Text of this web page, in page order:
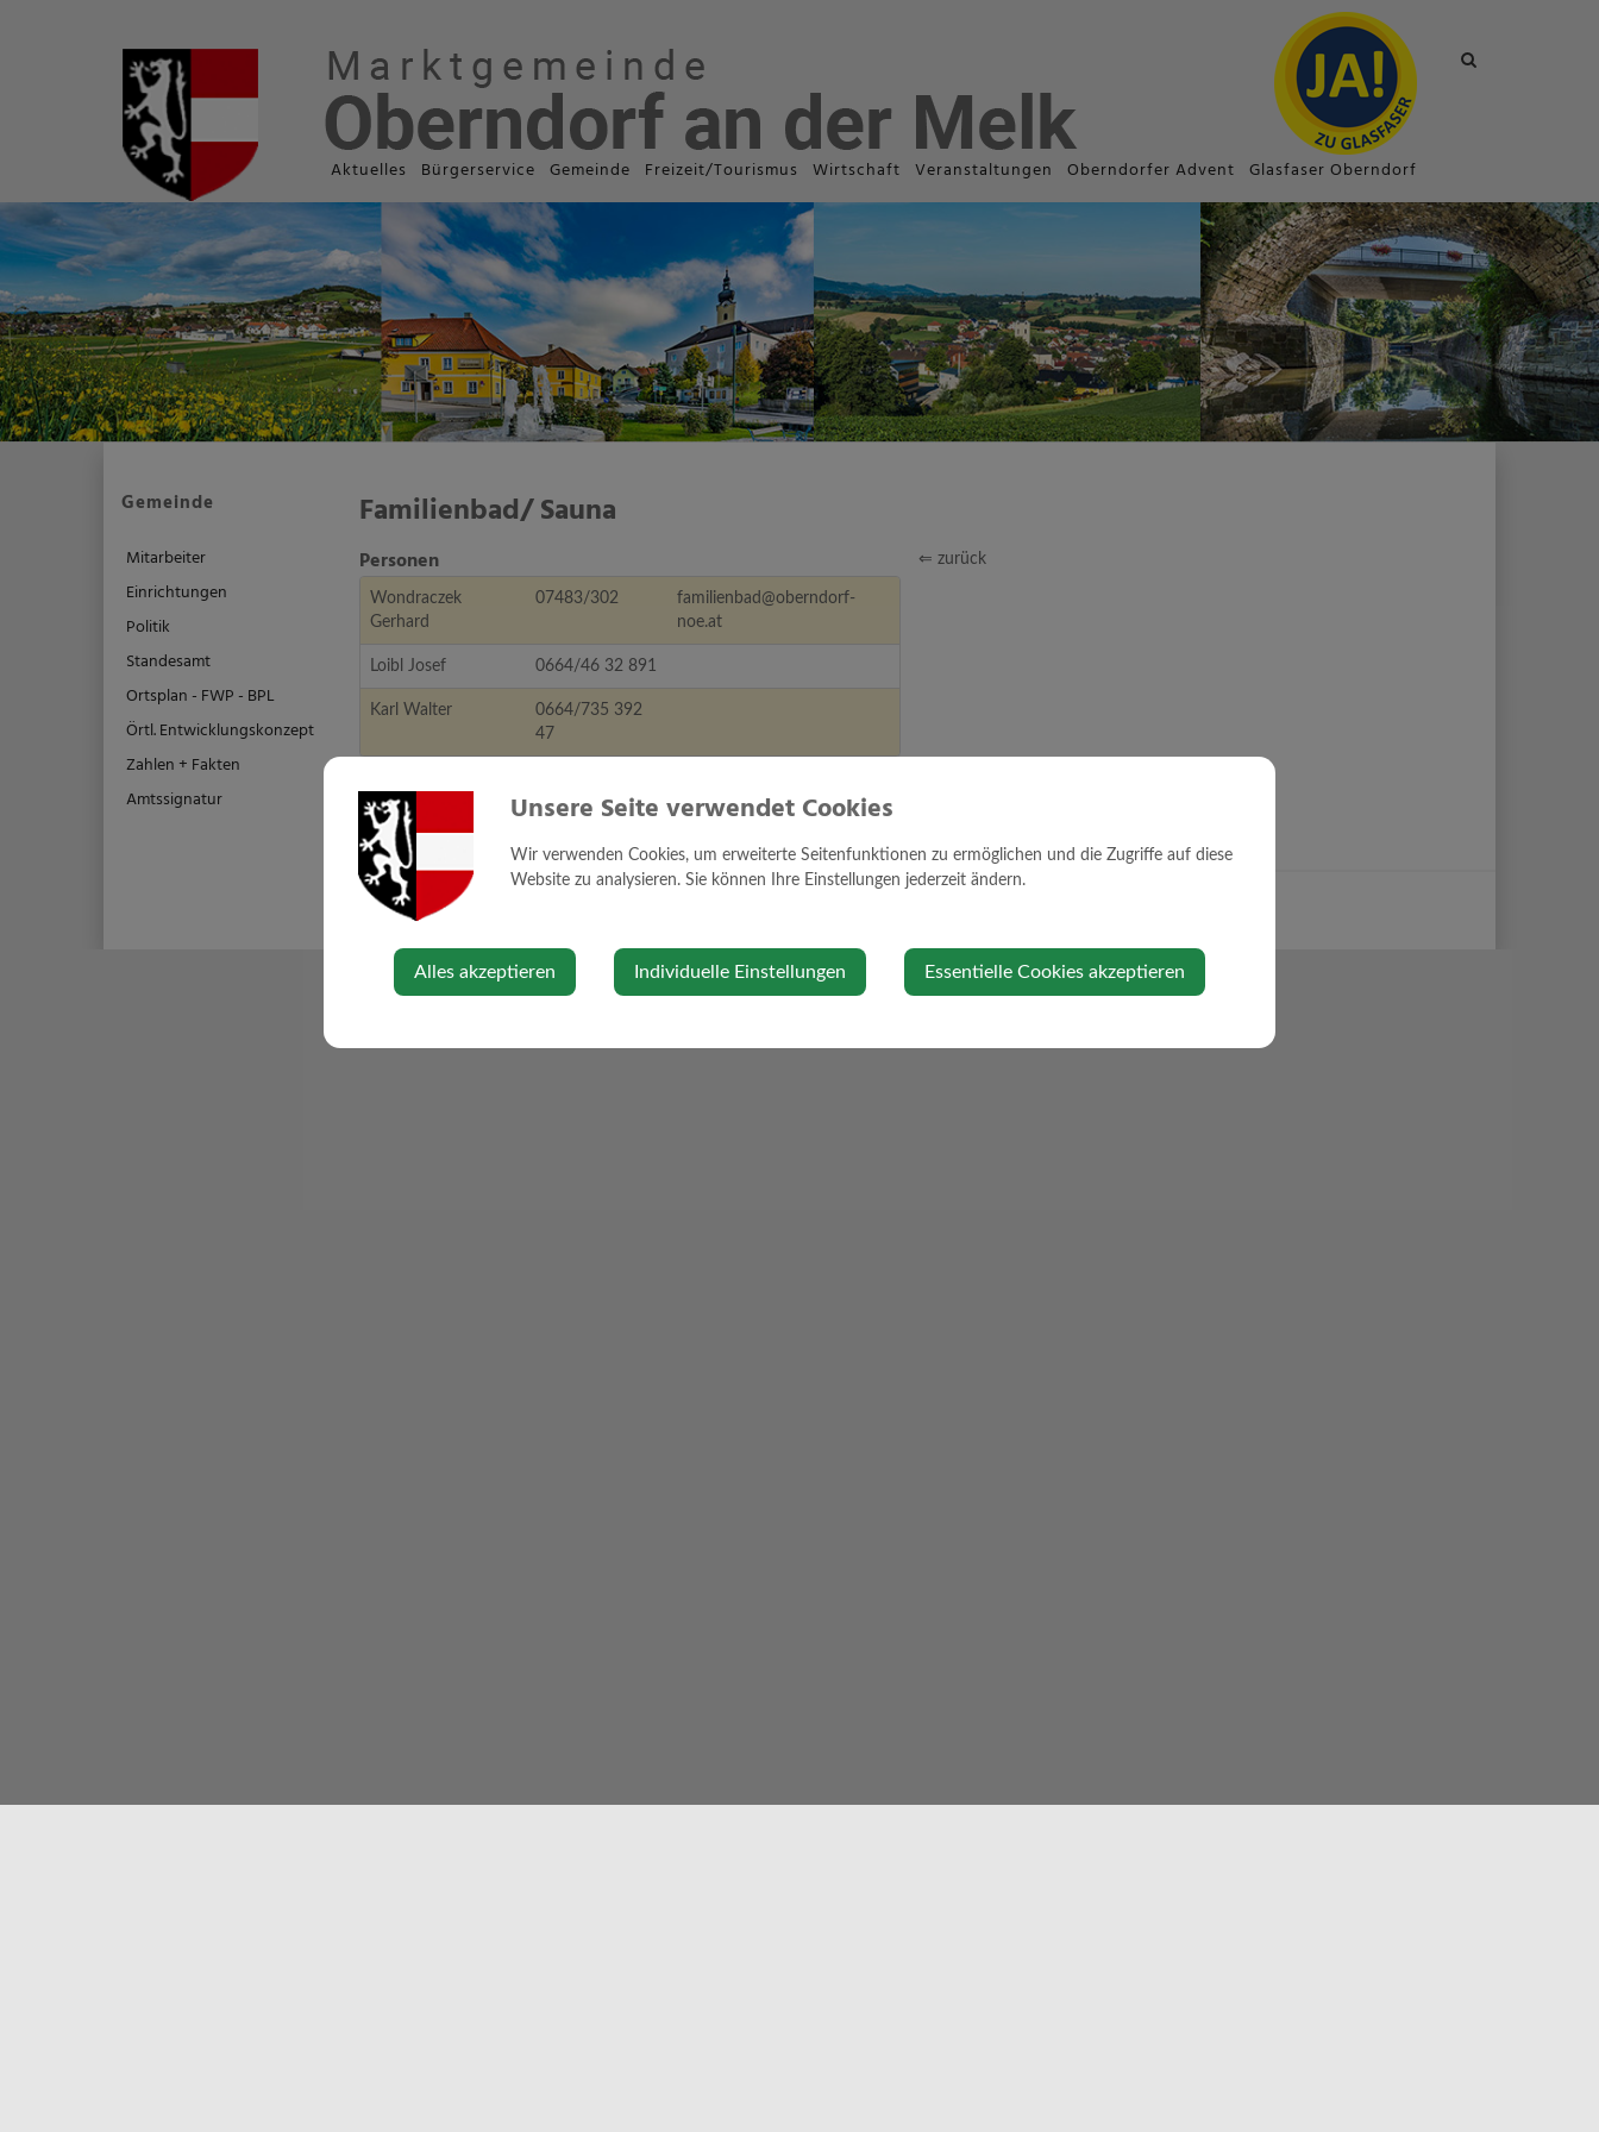
Site
Aktuelles Bürgerservice Gemeinde Freizeit/Tourismus Wirtschaft Veranstaltungen Oberndorfer Advent Glasfaser Oberndorf
Familienbad/ Sauna
Personen
Wondraczek
Gerhard
07483/302
familienbad@oberndorf-
noe.at
Loibl Josef 0664/46 32 891
Karl Walter
0664/735 392
47
⇐ zurück
Gemeinde
Mitarbeiter
Einrichtungen
Politik
Standesamt
Ortsplan - FWP - BPL
Örtl. Entwicklungskonzept
Zahlen + Fakten
Amtssignatur
Unsere Seite verwendet Cookies
Wir verwenden Cookies, um erweiterte Seitenfunktionen zu ermöglichen und die Zugriffe auf diese
Website zu analysieren. Sie können Ihre Einstellungen jederzeit ändern.
Alles akzeptieren Individuelle Einstellungen Essentielle Cookies akzeptieren